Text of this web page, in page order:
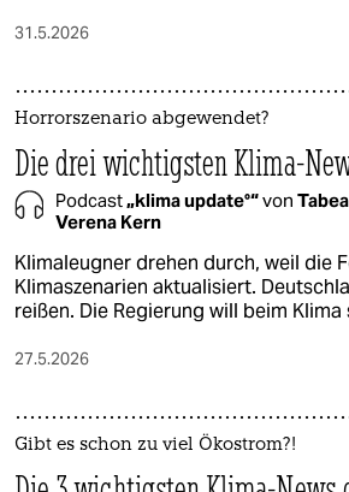
31.5.2026
Horrorszenario abgewendet?
Die drei wichtigsten Klima-
Podcast„klima update°“von
Verena Kern
Klimaleugner drehen durch, weil die
Klimaszenarien aktualisiert.
reißen. Die Regierung will beim Klima
27.5.2026
Gibt es schon zu viel Ökostrom?!